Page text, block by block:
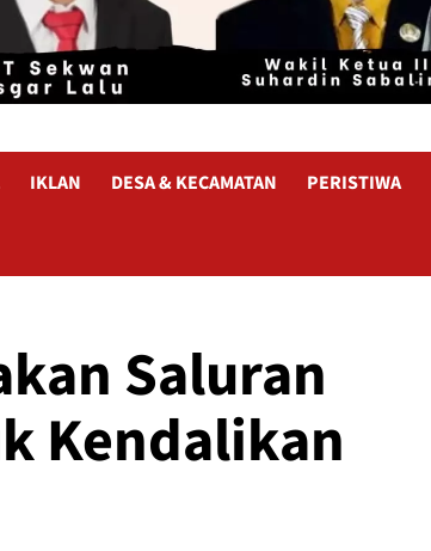
IKLAN DESA & KECAMATAN PERISTIWA
Saluran
Kendalikan